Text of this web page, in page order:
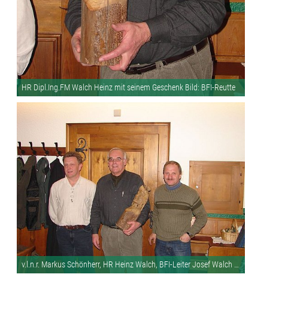
HR Dipl.Ing.FM Walch Heinz mit seinem Geschenk Bild: BFI-Reutte
v.l.n.r. Markus Schönherr, HR Heinz Walch, BFI-Leiter Josef Walch Bild: BFI-Reutte